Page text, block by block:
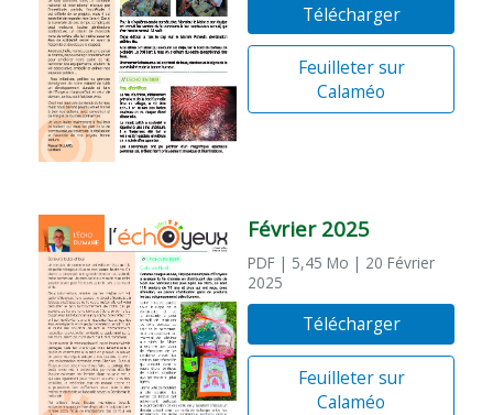
Télécharger
Feuilleter sur
Calaméo
Février 2025
PDF | 5,45 Mo | 20 Février
2025
Télécharger
Feuilleter sur
Calaméo